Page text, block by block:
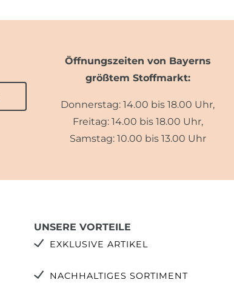
Öffnungszeiten von Bayerns
größtem Stoffmarkt:
Donnerstag: 14.00 bis 18.00 Uhr,
Freitag: 14.00 bis 18.00 Uhr,
Samstag: 10.00 bis 13.00 Uhr
UNSERE VORTEILE
EXKLUSIVE ARTIKEL
NACHHALTIGES SORTIMENT